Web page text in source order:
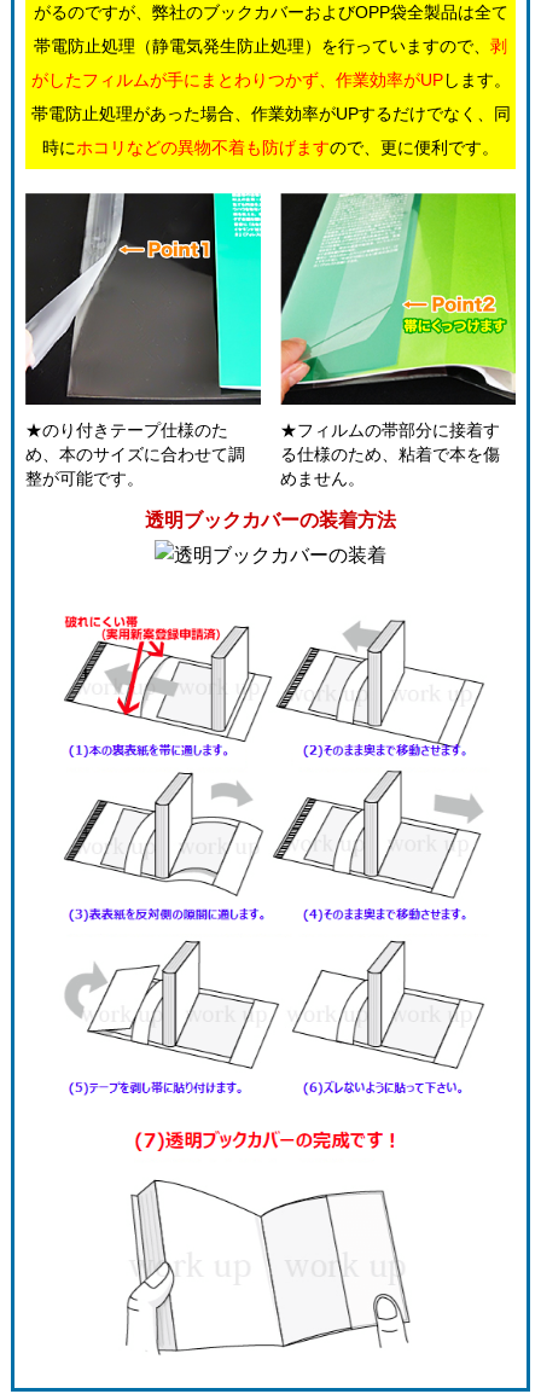
がるのですが、弊社のブックカバーおよびOPP袋全製品は全て
帯電防止処理（静電気発生防止処理）を行っていますので、 剥
がしたフィルムが手にまとわりつかず、作業効率がUPします。
帯電防止処理があった場合、作業効率がUPするだけでなく、同
時にホコリなどの異物不着も防げますので、更に便利です。
★のり付きテープ仕様のた
め、本のサイズに合わせて調
整が可能です。
★フィルムの帯部分に接着す
る仕様のため、粘着で本を傷
めません。
透明ブックカバーの装着方法